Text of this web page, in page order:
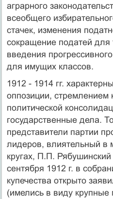
аграрного
всеобщего
стачек, изменения
сокращение податей для
введения
для имущих классов.
1912 - 1914 гг.
оппозиции, стремлением
политической
государственные дела.
представители партии
лидеров, влиятельный в
кругах, П.П.
сентября 1912 г. в
купечества открыто
(имелись в виду крупные